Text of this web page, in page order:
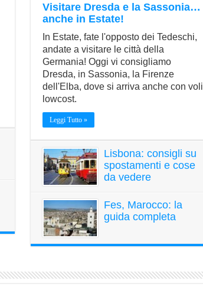
Visitare Dresda e la Sassonia…
anche in Estate!
In Estate, fate l'opposto dei Tedeschi,
andate a visitare le città della
Germania! Oggi vi consigliamo
Dresda, in Sassonia, la Firenze
dell'Elba, dove si arriva anche con voli
lowcost.
Leggi Tutto »
Lisbona: consigli su
spostamenti e cose
da vedere
Fes, Marocco: la
guida completa